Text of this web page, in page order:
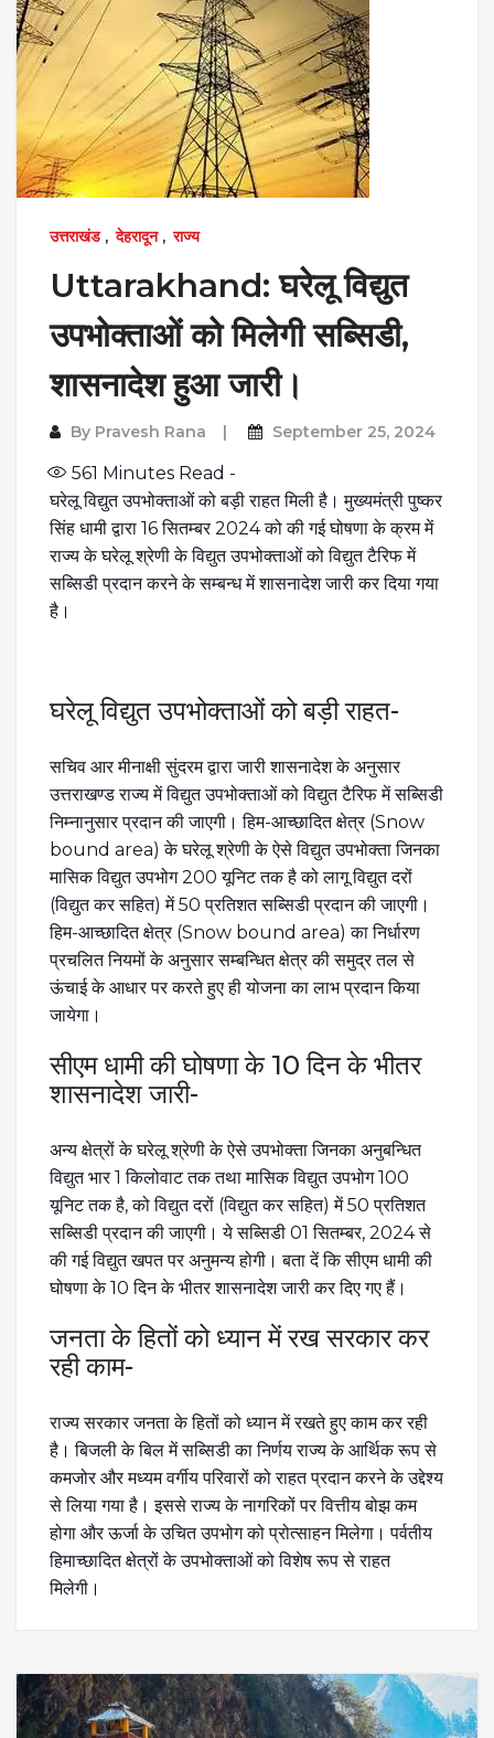
उत्तराखंड, देहरादून, राज्य
Uttarakhand: घरेलू विद्युत
उपभोक्ताओं को मिलेगी सब्सिडी,
शासनादेश हुआ जारी।
By Pravesh Rana September 25, 2024
561 Minutes Read -
घरेलू विद्युत उपभोक्ताओं को बड़ी राहत मिली है। मुख्यमंत्री पुष्कर
सिंह धामी द्वारा 16 सितम्बर 2024 को की गई घोषणा के क्रम में
राज्य के घरेलू श्रेणी के विद्युत उपभोक्ताओं को विद्युत टैरिफ में
सब्सिडी प्रदान करने के सम्बन्ध में शासनादेश जारी कर दिया गया
है।
घरेलू विद्युत उपभोक्ताओं को बड़ी राहत-
सचिव आर मीनाक्षी सुंदरम द्वारा जारी शासनादेश के अनुसार
उत्तराखण्ड राज्य में विद्युत उपभोक्ताओं को विद्युत टैरिफ में सब्सिडी
निम्नानुसार प्रदान की जाएगी। हिम-आच्छादित क्षेत्र (Snow
bound area) के घरेलू श्रेणी के ऐसे विद्युत उपभोक्ता जिनका
मासिक विद्युत उपभोग 200 यूनिट तक है को लागू विद्युत दरों
(विद्युत कर सहित) में 50 प्रतिशत सब्सिडी प्रदान की जाएगी।
हिम-आच्छादित क्षेत्र (Snow bound area) का निर्धारण
प्रचलित नियमों के अनुसार सम्बन्धित क्षेत्र की समुद्र तल से
ऊंचाई के आधार पर करते हुए ही योजना का लाभ प्रदान किया
जायेगा।
सीएम धामी की घोषणा के 10 दिन के भीतर
शासनादेश जारी-
अन्य क्षेत्रों के घरेलू श्रेणी के ऐसे उपभोक्ता जिनका अनुबन्धित
विद्युत भार 1 किलोवाट तक तथा मासिक विद्युत उपभोग 100
यूनिट तक है, को विद्युत दरों (विद्युत कर सहित) में 50 प्रतिशत
सब्सिडी प्रदान की जाएगी। ये सब्सिडी 01 सितम्बर, 2024 से
की गई विद्युत खपत पर अनुमन्य होगी। बता दें कि सीएम धामी की
घोषणा के 10 दिन के भीतर शासनादेश जारी कर दिए गए हैं।
जनता के हितों को ध्यान में रख सरकार कर
रही काम-
राज्य सरकार जनता के हितों को ध्यान में रखते हुए काम कर रही
है। बिजली के बिल में सब्सिडी का निर्णय राज्य के आर्थिक रूप से
कमजोर और मध्यम वर्गीय परिवारों को राहत प्रदान करने के उद्देश्य
से लिया गया है। इससे राज्य के नागरिकों पर वित्तीय बोझ कम
होगा और ऊर्जा के उचित उपभोग को प्रोत्साहन मिलेगा। पर्वतीय
हिमाच्छादित क्षेत्रों के उपभोक्ताओं को विशेष रूप से राहत
मिलेगी।